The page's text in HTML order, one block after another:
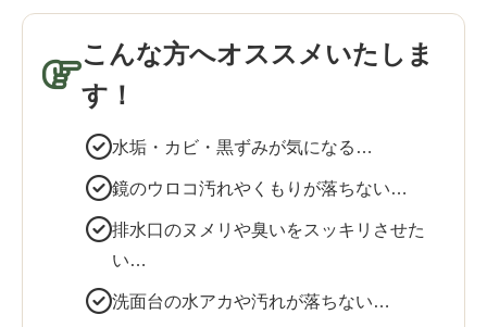
エアコン・室外機セット
3時間お手伝いセット
引越し前後セット
こんな方へオススメいたしま
す！
水垢・カビ・黒ずみが気になる…
鏡のウロコ汚れやくもりが落ちない…
排水口のヌメリや臭いをスッキリさせた
い…
洗面台の水アカや汚れが落ちない…